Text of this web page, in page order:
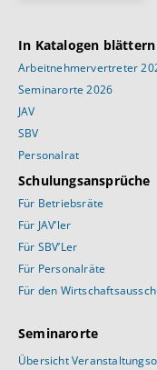
In Katalogen
Arbeitnehmervertreter
Seminarorte 2026
JAV
SBV
Personalrat
Schulungsansprüche
Für Betriebsräte
Für JAV’ler
Für SBV’Ler
Für Personalräte
Für den
Seminarorte
Übersicht